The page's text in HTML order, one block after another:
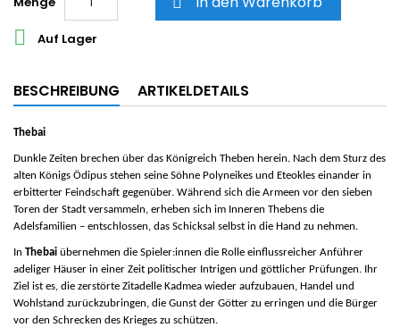
 Auf Lager
BESCHREIBUNG ARTIKELDETAILS
Thebai
Dunkle Zeiten brechen über das Königreich Theben herein. Nach dem Sturz des
alten Königs Ödipus stehen seine Söhne Polyneikes und Eteokles einander in
erbitterter Feindschaft gegenüber. Während sich die Armeen vor den sieben
Toren der Stadt versammeln, erheben sich im Inneren Thebens die
Adelsfamilien – entschlossen, das Schicksal selbst in die Hand zu nehmen.
In Thebai übernehmen die Spieler:innen die Rolle einflussreicher Anführer
adeliger Häuser in einer Zeit politischer Intrigen und göttlicher Prüfungen. Ihr
Ziel ist es, die zerstörte Zitadelle Kadmea wieder aufzubauen, Handel und
Wohlstand zurückzubringen, die Gunst der Götter zu erringen und die Bürger
vor den Schrecken des Krieges zu schützen.